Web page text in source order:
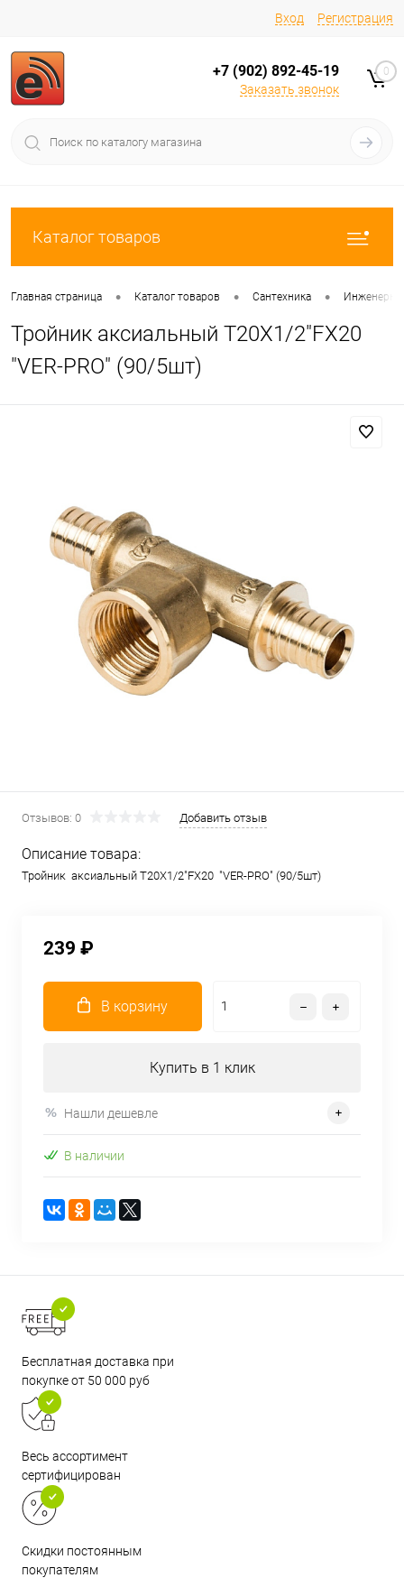
Вход Регистрация
+7 (902) 892-45-19
Заказать звонок
0
Каталог товаров
Главная страница • Каталог товаров • Сантехника •
Тройник аксиальный Т20X1/2"FX20
"VER-PRO" (90/5шт)
Отзывов: 0 Добавить отзыв
Описание товара:
Тройник аксиальный Т20X1/2"FX20 "VER-PRO" (90/5шт)
239 ₽
В корзину
Купить в 1 клик
Нашли дешевле
В наличии
Бесплатная доставка при
покупке от 50 000 руб
Весь ассортимент
сертифицирован
Скидки постоянным
покупателям